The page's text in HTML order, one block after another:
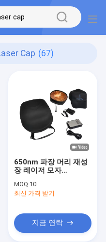
Cap (67)
650nm 파장 머리 재성
장 레이저 모자
MOQ:10
최신 가격 받기
지금 연락